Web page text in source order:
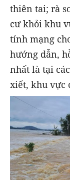
thiên tai; rà
cư khỏi khu
tính mạng
hướng dẫn,
nhất là tại
xiết, khu vực